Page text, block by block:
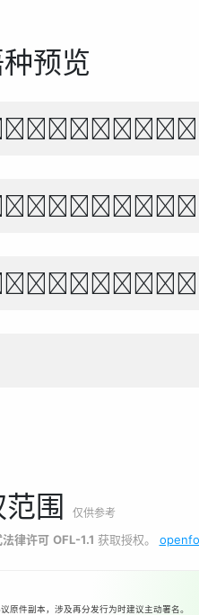
预览
και
围 仅供参考
律许可 OFL-1.1 获取授权。
原件副本，涉及再分发行为时建议主动署名。